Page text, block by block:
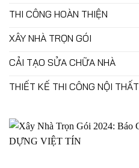
THI CÔNG HOÀN THIỆN
XÂY NHÀ TRỌN GÓI
CẢI TẠO SỬA CHỮA NHÀ
THIẾT KẾ THI CÔNG NỘI THẤT